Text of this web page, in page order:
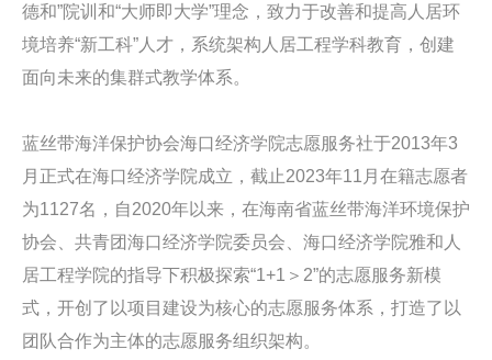
德和”院训和“大师即大学”理念，致力于改善和提高人居环
境培养“新工科”人才，系统架构人居工程学科教育，创建
面向未来的集群式教学体系。
蓝丝带海洋保护协会海口经济学院志愿服务社于2013年3
月正式在海口经济学院成立，截止2023年11月在籍志愿者
为1127名，自2020年以来，在海南省蓝丝带海洋环境保护
协会、共青团海口经济学院委员会、海口经济学院雅和人
居工程学院的指导下积极探索“1+1＞2”的志愿服务新模
式，开创了以项目建设为核心的志愿服务体系，打造了以
团队合作为主体的志愿服务组织架构。